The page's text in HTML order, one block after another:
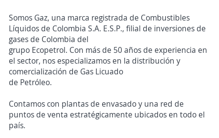
Somos Gaz, una marca registrada de Combustibles
Líquidos de Colombia S.A. E.S.P., filial de inversiones de
gases de Colombia del
grupo Ecopetrol. Con más de 50 años de experiencia en
el sector, nos especializamos en la distribución y
comercialización de Gas Licuado
de Petróleo.
Contamos con plantas de envasado y una red de
puntos de venta estratégicamente ubicados en todo el
país.